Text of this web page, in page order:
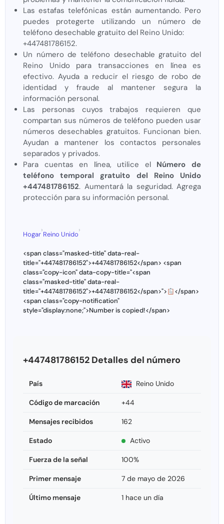
Las estafas telefónicas están aumentando. Pero
puedes protegerte utilizando un número de
teléfono desechable gratuito del Reino Unido:
+447481786152.
Un número de teléfono desechable gratuito del
Reino Unido para transacciones en línea es
efectivo. Ayuda a reducir el riesgo de robo de
identidad y fraude al mantener segura la
información personal.
Las personas cuyos trabajos requieren que
compartan sus números de teléfono pueden usar
números desechables gratuitos. Funcionan bien.
Ayudan a mantener los contactos personales
separados y privados.
Para cuentas en línea, utilice el Número de
teléfono temporal gratuito del Reino Unido
+447481786152. Aumentará la seguridad. Agrega
protección para su información personal.
Hogar
›
Reino Unido
›
<span class="masked-title" data-real-
title="+447481786152">+447481786152</span> <span
class="copy-icon" data-copy-title="<span
class="masked-title" data-real-
title="+447481786152">+447481786152</span>">
</span>
<span class="copy-notification"
style="display:none;">Number is copied!</span>
+447481786152 Detalles del número
País Reino Unido
Código de marcación +44
Mensajes recibidos 162
Estado Activo
Fuerza de la señal 100%
Primer mensaje 7 de mayo de 2026
Último mensaje 1 hace un día